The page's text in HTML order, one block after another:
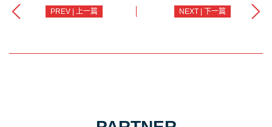
PREV | 上一篇 NEXT | 下一篇